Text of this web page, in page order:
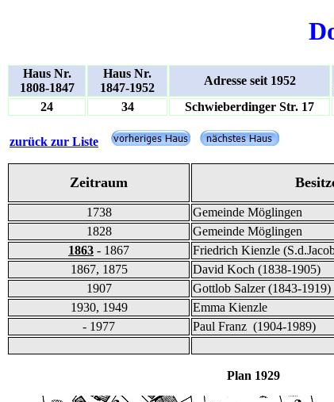
Haus Nr.
1808-1847
Haus Nr.
1847-1952
Adresse seit 1952
24
34 Schwieberdinger Str. 17
zurück zur Liste
Zeitraum
1738
Gemeinde Möglingen
1828
Gemeinde Möglingen
1863 - 1867 Friedrich Kienzle
1867, 1875
David Koch (1838-1905)
1907
Gottlob Salzer (1843-1919)
1930, 1949
Emma Kienzle
- 1977
Paul Franz (1904-1989)
Plan